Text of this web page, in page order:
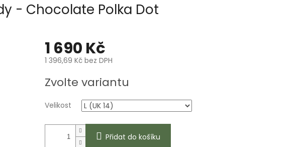
- Chocolate Polka Dot
1 690 Kč
1 396,69 Kč bez DPH
cena:
Zvolte variantu
Velikost
Přidat do košíku